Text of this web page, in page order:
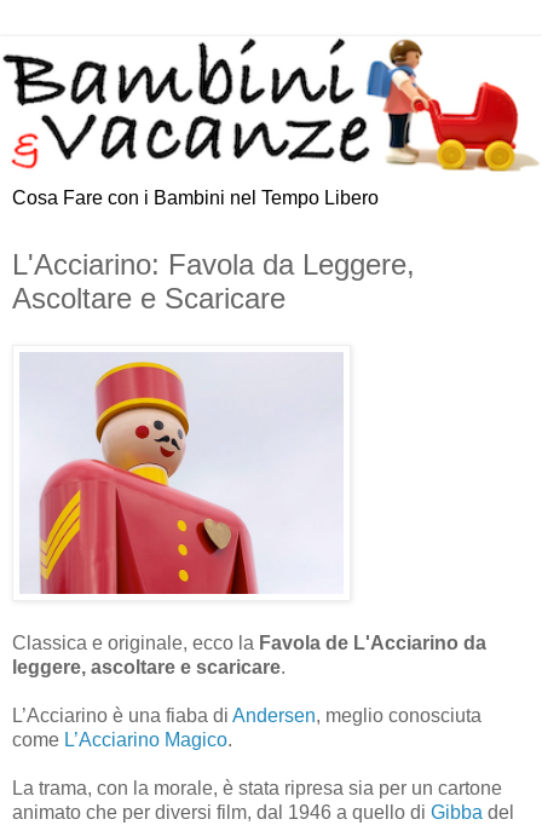
Cosa Fare con i Bambini nel Tempo Libero
L'Acciarino: Favola da Leggere,
Ascoltare e Scaricare
Classica e originale, ecco la Favola de L'Acciarino da
leggere, ascoltare e scaricare.
L’Acciarino è una fiaba di Andersen, meglio conosciuta
come L’Acciarino Magico.
La trama, con la morale, è stata ripresa sia per un cartone
animato che per diversi film, dal 1946 a quello di Gibba del